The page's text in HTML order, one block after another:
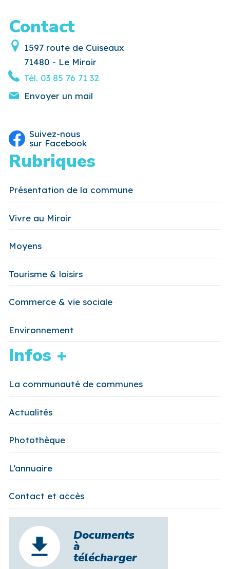
Contact
1597 route de Cuiseaux
71480 - Le Miroir
Tél. 03 85 76 71 32
Envoyer un mail
Suivez-nous
sur Facebook
Rubriques
Présentation de la commune
Vivre au Miroir
Moyens
Tourisme & loisirs
Commerce & vie sociale
Environnement
Infos +
La communauté de communes
Actualités
Photothèque
L’annuaire
Contact et accès
Documents
à
télécharger